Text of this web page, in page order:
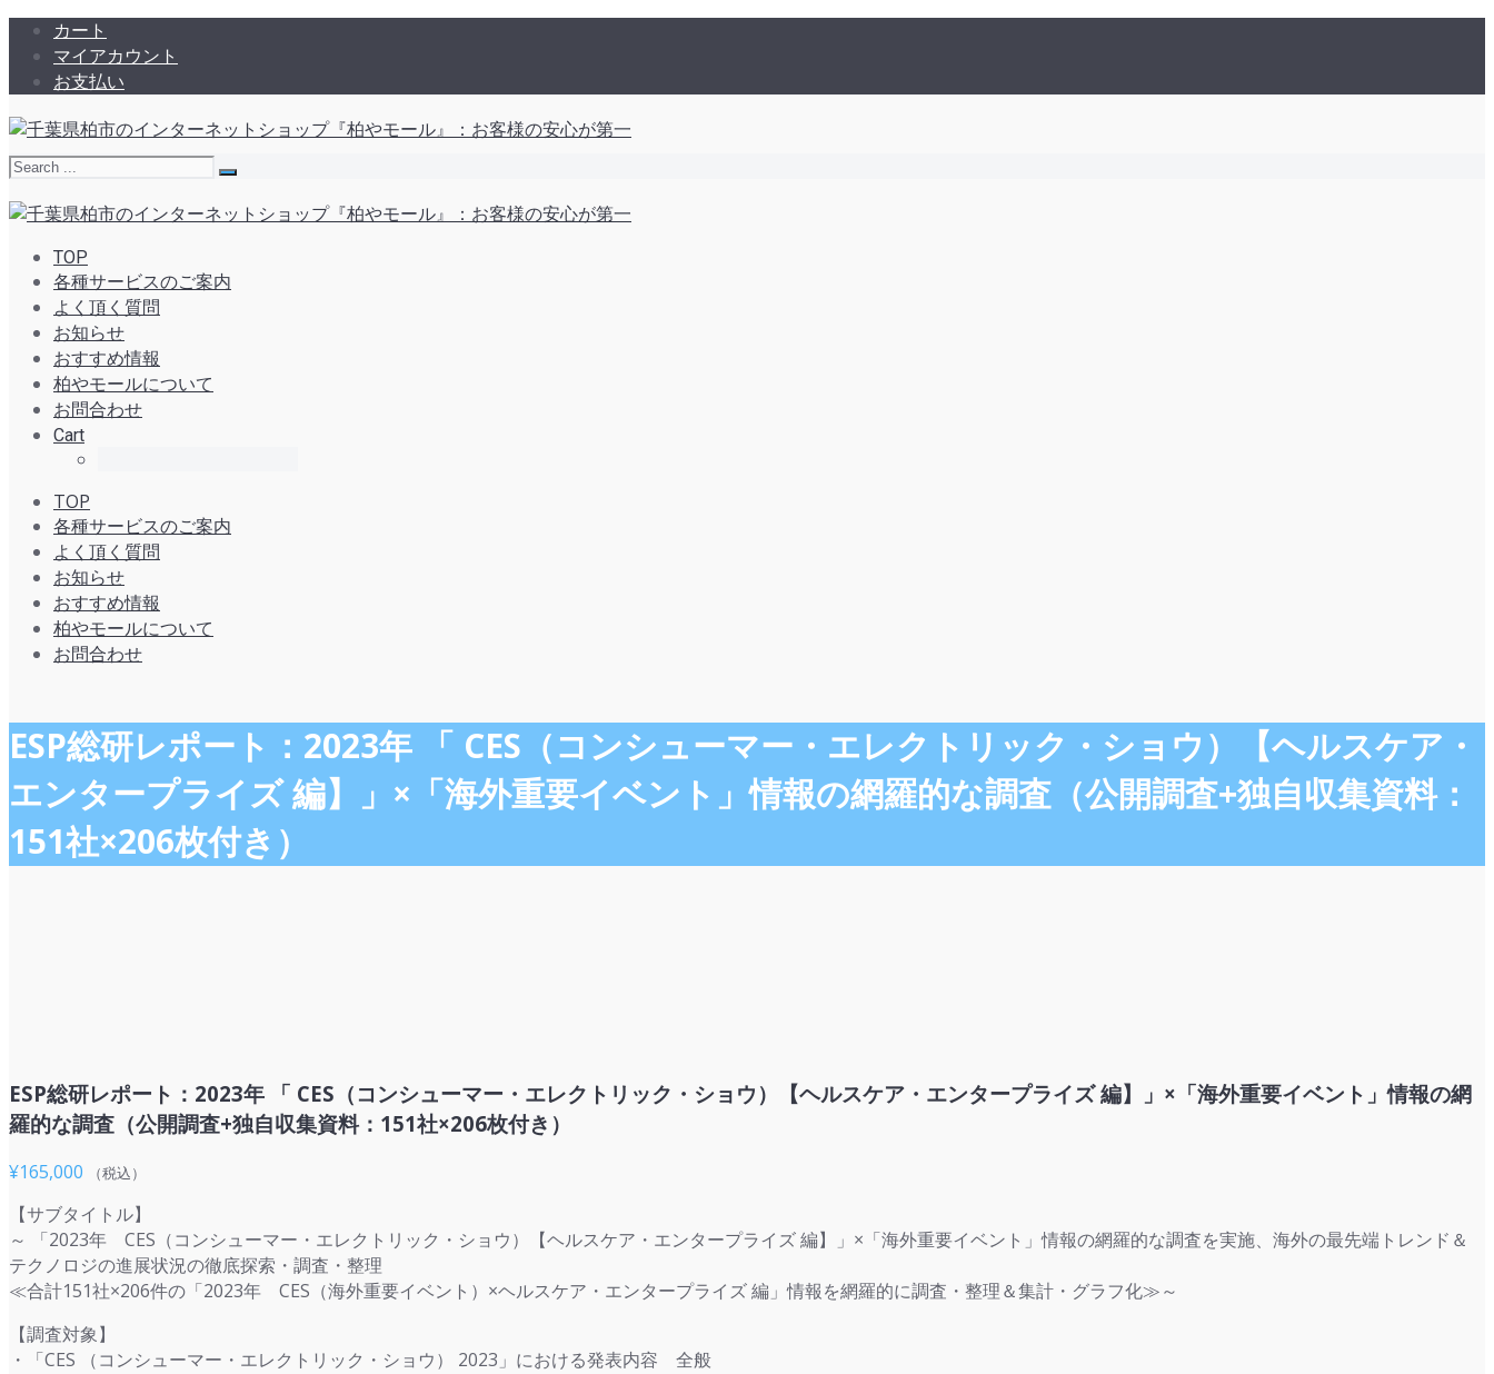
カート
マイアカウント
お支払い
TOP
各種サービスのご案内
よく頂く質問
お知らせ
おすすめ情報
柏やモールについて
お問合わせ
Cart
TOP
各種サービスのご案内
よく頂く質問
お知らせ
おすすめ情報
柏やモールについて
お問合わせ
ESP総研レポート：2023年 「 CES（コンシューマー・エレクトリック・ショウ）【ヘルスケア・
エンタープライズ 編】」×「海外重要イベント」情報の網羅的な調査（公開調査+独自収集資料：
151社×206枚付き）
ESP総研レポート：2023年 「 CES（コンシューマー・エレクトリック・ショウ）【ヘルスケア・エンタープライズ 編】」×「海外重要イベント」情報の網
羅的な調査（公開調査+独自収集資料：151社×206枚付き）
¥165,000 （税込）
【サブタイトル】
～ 「2023年 CES（コンシューマー・エレクトリック・ショウ）【ヘルスケア・エンタープライズ 編】」×「海外重要イベント」情報の網羅的な調査を実施、海外の最先端トレンド＆
テクノロジの進展状況の徹底探索・調査・整理
≪合計151社×206件の「2023年 CES（海外重要イベント）×ヘルスケア・エンタープライズ 編」情報を網羅的に調査・整理＆集計・グラフ化≫～
【調査対象】
・「CES （コンシューマー・エレクトリック・ショウ） 2023」における発表内容 全般